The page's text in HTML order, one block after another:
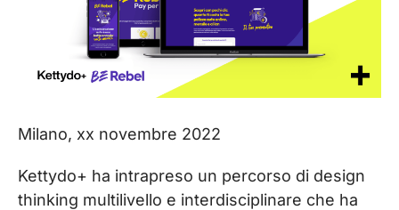
Milano, xx novembre 2022
Kettydo+ ha intrapreso un percorso di design
thinking multilivello e interdisciplinare che ha